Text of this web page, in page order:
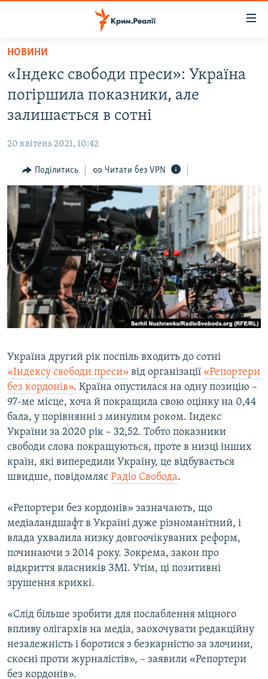
Перейти
основного
матеріалу
Перейти
до
основної
Перейти
до
пошуку
ВОДА.КРИМ
ВІДЕО ТА ФОТО
БЛОГИ
ПОГЛЯД
ІНТЕРВ'Ю
ВСЕ ЗА ДЕНЬ
СПЕЦПРОЕКТИ
ДЕПОРТАЦІЯ
ВІДЕОУРОКИ «ELIFBE»
СВІДЧЕННЯ ОКУПАЦІЇ
УКРАЇНСЬКА ПРОБЛЕМА КРИМУ
ЯК ОБІЙТИ БЛОКУВАННЯ
Русский
Qırımtatar
Усі сайти RFE/RL
НОВИНИ
«Індекс свободи преси»: Україна
погіршила показники, але
залишається в сотні
20 квітень 2021, 10:42
Поділитись Читати без VPN
Україна другий рік поспіль входить до сотні
«Індексу свободи преси» від організації «Репортери
без кордонів». Країна опустилася на одну позицію –
97-ме місце, хоча й покращила свою оцінку на 0,44
бала, у порівнянні з минулим роком. Індекс
України за 2020 рік – 32,52. Тобто показники
свободи слова покращуються, проте в низці інших
країн, які випередили Україну, це відбувається
швидше, повідомляє Радіо Свобода.
«Репортери без кордонів» зазначають, що
медіаландшафт в Україні дуже різноманітний, і
влада ухвалила низку довгоочікуваних реформ,
починаючи з 2014 року. Зокрема, закон про
відкриття власників ЗМІ. Утім, ці позитивні
зрушення крихкі.
«Слід більше зробити для послаблення міцного
впливу олігархів на медіа, заохочувати редакційну
незалежність і боротися з безкарністю за злочини,
скоєні проти журналістів», – заявили «Репортери
без кордонів».